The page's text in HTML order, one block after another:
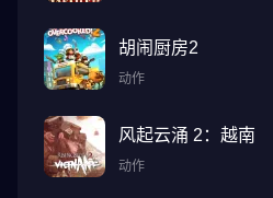
胡闹厨房2
动作
风起云涌 2：越南
动作